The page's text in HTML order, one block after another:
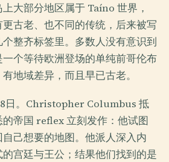
大部分地区属于 Taíno 世界，
古老、也不同的传统，后来被写
整齐标签里。多数人没有意识到
个等待欧洲登场的单纯前哥伦布
地域差异，而且早已古老。
日。Christopher Columbus 抵
帝国 reflex 立刻发作：他试图
己想要的地图。他派人深入内
宫廷与王公；结果他们找到的是